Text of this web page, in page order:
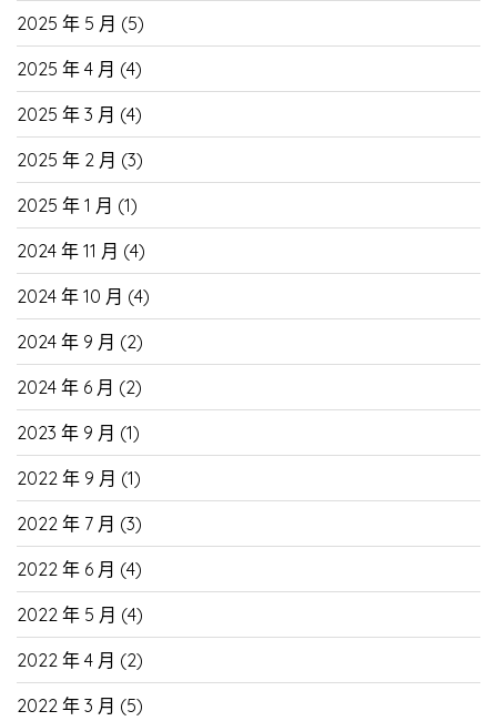
2025 年 5 月 (5)
2025 年 4 月 (4)
2025 年 3 月 (4)
2025 年 2 月 (3)
2025 年 1 月 (1)
2024 年 11 月 (4)
2024 年 10 月 (4)
2024 年 9 月 (2)
2024 年 6 月 (2)
2023 年 9 月 (1)
2022 年 9 月 (1)
2022 年 7 月 (3)
2022 年 6 月 (4)
2022 年 5 月 (4)
2022 年 4 月 (2)
2022 年 3 月 (5)